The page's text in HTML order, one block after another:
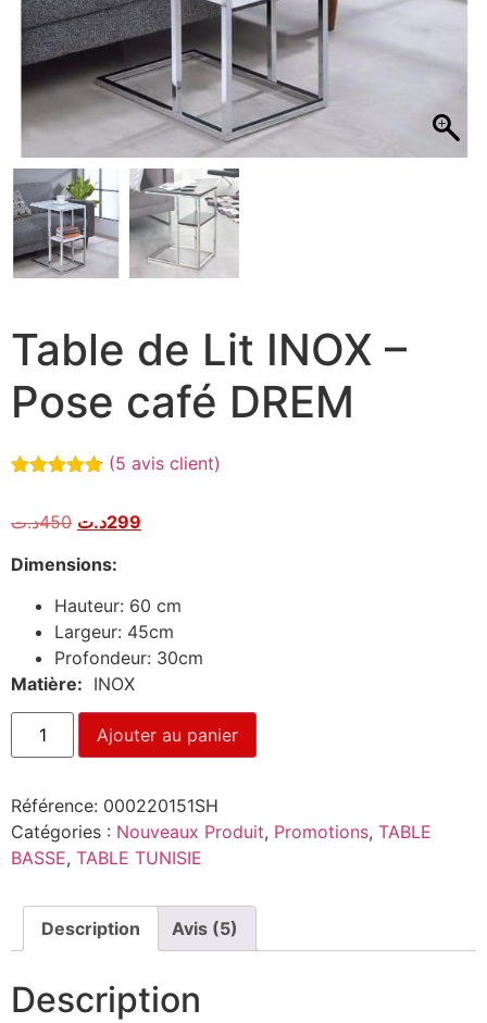
Table de Lit INOX –
Pose café DREM
basé sur
client
(5 avis client)
450د.ت 299د.ت
Dimensions:
Hauteur: 60 cm
Largeur: 45cm
Profondeur: 30cm
Matière: INOX
Ajouter au panier
Référence: 000220151SH
Catégories : Nouveaux Produit, Promotions, TABLE
BASSE, TABLE TUNISIE
Description Avis (5)
Description